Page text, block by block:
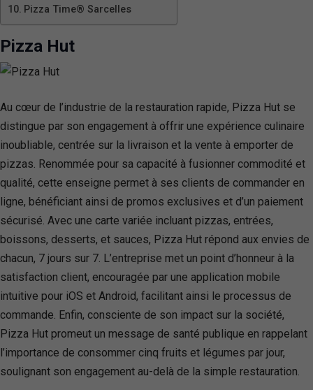
Pizza Time® Sarcelles
Pizza Hut
Au cœur de l’industrie de la restauration rapide, Pizza Hut se
distingue par son engagement à offrir une expérience culinaire
inoubliable, centrée sur la livraison et la vente à emporter de
pizzas. Renommée pour sa capacité à fusionner commodité et
qualité, cette enseigne permet à ses clients de commander en
ligne, bénéficiant ainsi de promos exclusives et d’un paiement
sécurisé. Avec une carte variée incluant pizzas, entrées,
boissons, desserts, et sauces, Pizza Hut répond aux envies de
chacun, 7 jours sur 7. L’entreprise met un point d’honneur à la
satisfaction client, encouragée par une application mobile
intuitive pour iOS et Android, facilitant ainsi le processus de
commande. Enfin, consciente de son impact sur la société,
Pizza Hut promeut un message de santé publique en rappelant
l’importance de consommer cinq fruits et légumes par jour,
soulignant son engagement au-delà de la simple restauration.